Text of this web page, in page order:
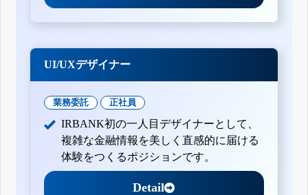
UI/UXデザイナー
業務委託 正社員
IRBANK初の一人目デザイナーとして、
複雑な金融情報を美しく直感的に届ける
体験をつくるポジションです。
Detail